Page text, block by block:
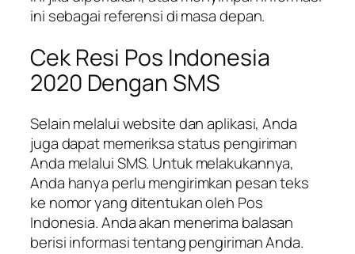
ini sebagai referensi di masa depan.
Cek Resi Pos Indonesia
2020 Dengan SMS
Selain melalui website dan aplikasi, Anda
juga dapat memeriksa status pengiriman
Anda melalui SMS. Untuk melakukannya,
Anda hanya perlu mengirimkan pesan teks
ke nomor yang ditentukan oleh Pos
Indonesia. Anda akan menerima balasan
berisi informasi tentang pengiriman Anda.